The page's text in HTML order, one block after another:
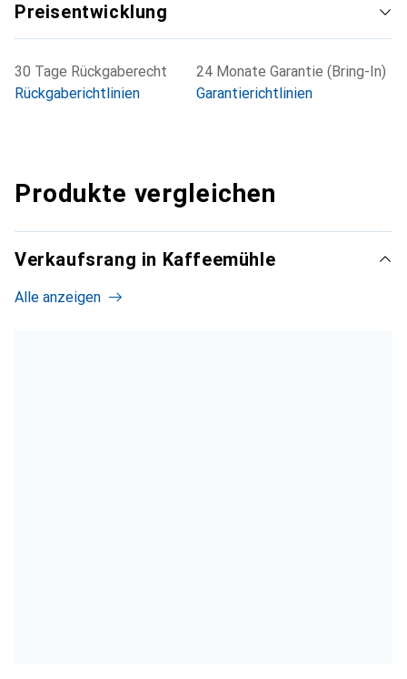
Preisentwicklung
30 Tage Rückgaberecht
Rückgaberichtlinien
24 Monate Garantie (Bring-In)
Garantierichtlinien
Produkte vergleichen
Verkaufsrang in Kaffeemühle
Alle anzeigen